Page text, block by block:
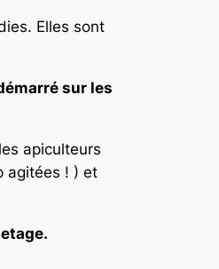
Elles sont
sur les
apiculteurs
agitées ! ) et